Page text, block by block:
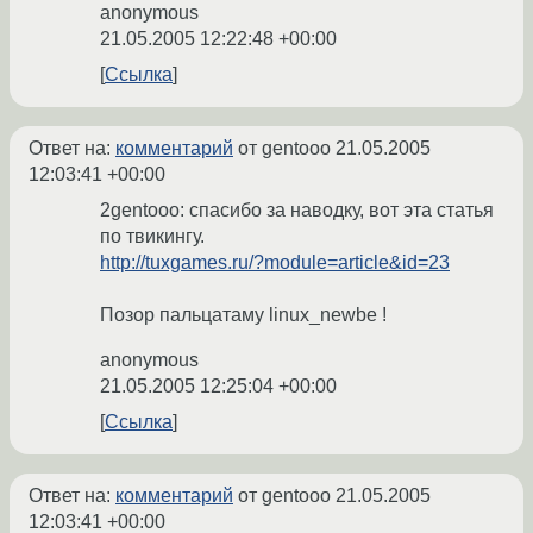
anonymous
21.05.2005 12:22:48 +00:00
Ссылка
Ответ на: комментарий от gentooo 21.05.2005
12:03:41 +00:00
2gentooo: спасибо за наводку, вот эта статья
по твикингу.
http://tuxgames.ru/?module=article&id=23
Позор пальцатаму linux_newbe !
anonymous
21.05.2005 12:25:04 +00:00
Ссылка
Ответ на: комментарий от gentooo 21.05.2005
12:03:41 +00:00